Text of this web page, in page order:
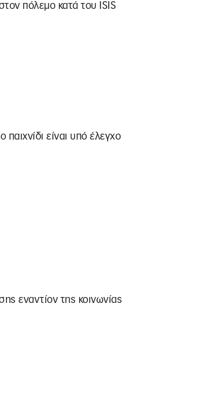
πόλεμο κατά του ISIS
είναι υπό έλεγχο
εναντίον της κοινωνίας